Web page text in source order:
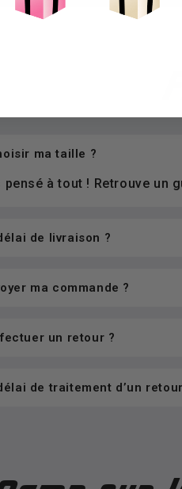
ma taille ?
pensé à tout ! Retrouve un
de livraison ?
ma commande ?
un retour ?
de traitement d’un